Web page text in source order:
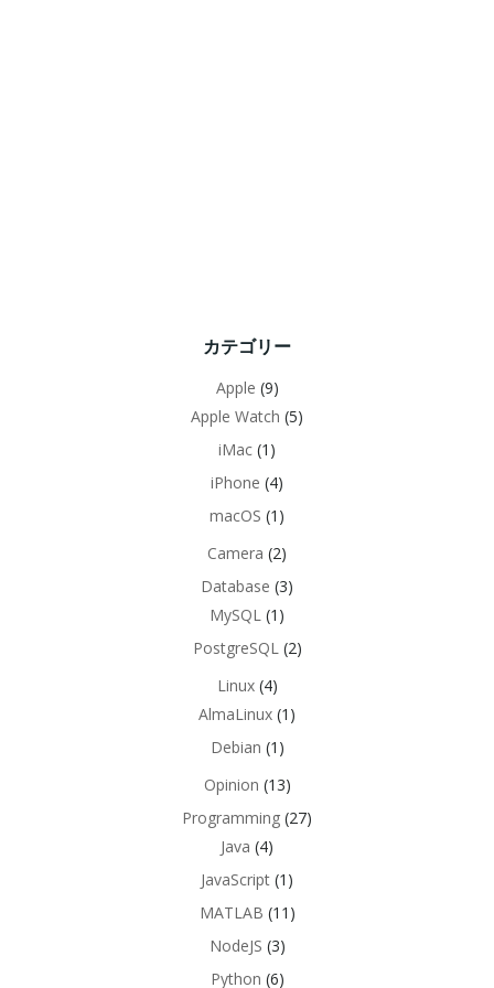
カテゴリー
Apple (9)
Apple Watch (5)
iMac (1)
iPhone (4)
macOS (1)
Camera (2)
Database (3)
MySQL (1)
PostgreSQL (2)
Linux(4)
AlmaLinux (1)
Debian (1)
Opinion (13)
Programming (27)
Java (4)
JavaScript (1)
MATLAB (11)
NodeJS (3)
Python (6)